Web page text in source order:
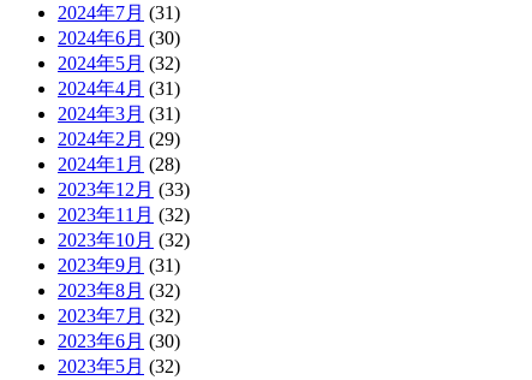
2024年7月 (31)
2024年6月 (30)
2024年5月 (32)
2024年4月 (31)
2024年3月 (31)
2024年2月 (29)
2024年1月 (28)
2023年12月 (33)
2023年11月 (32)
2023年10月 (32)
2023年9月 (31)
2023年8月 (32)
2023年7月 (32)
2023年6月 (30)
2023年5月 (32)